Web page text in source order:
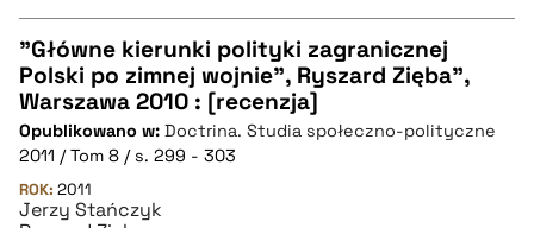
CZYSTY TEKST
pobierz cytat
"Główne kierunki polityki zagranicznej
Polski po zimnej wojnie", Ryszard Zięba",
Warszawa 2010 : [recenzja]
Opublikowano w: Doctrina. Studia społeczno-polityczne
2011 / Tom 8 / s. 299 - 303
ROK: 2011
Jerzy Stańczyk